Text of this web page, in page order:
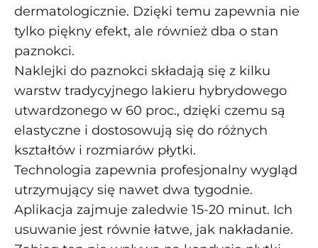
dermatologicznie. Dzięki temu zapewnia nie
tylko piękny efekt, ale również dba o stan
paznokci.
Naklejki do paznokci składają się z kilku
warstw tradycyjnego lakieru hybrydowego
utwardzonego w 60 proc., dzięki czemu są
elastyczne i dostosowują się do różnych
kształtów i rozmiarów płytki.
Technologia zapewnia profesjonalny wygląd
utrzymujący się nawet dwa tygodnie.
Aplikacja zajmuje zaledwie 15-20 minut. Ich
usuwanie jest równie łatwe, jak nakładanie.